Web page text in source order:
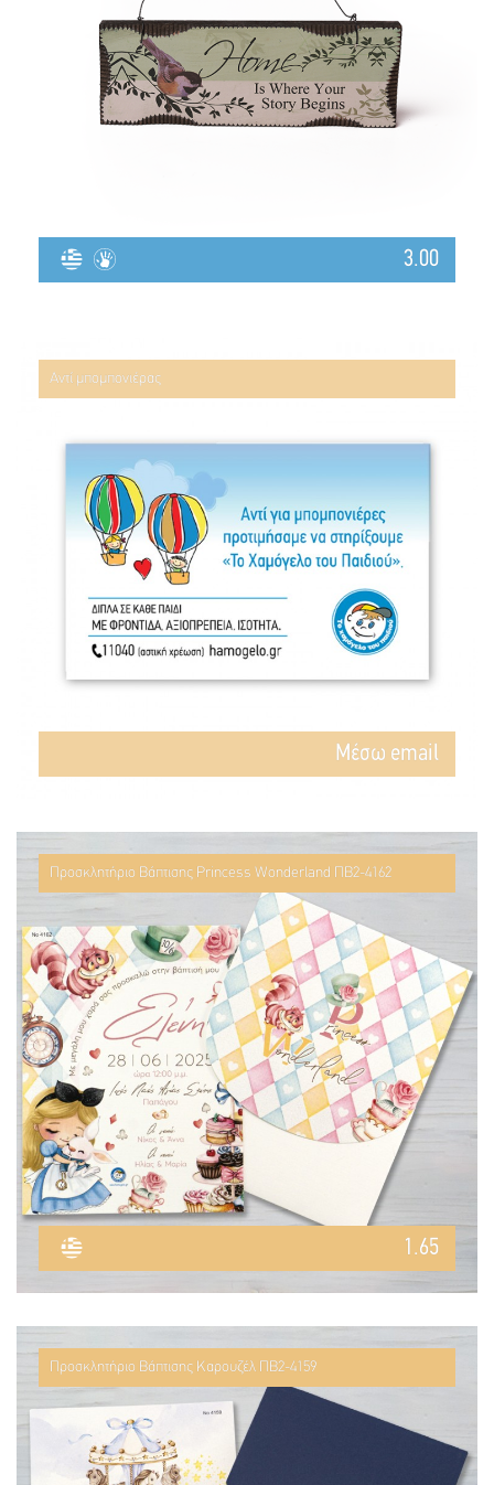
3.00
Αντί μπομπονιέρας
Mέσω email
Προσκλητήριο Βάπτισης Princess Wonderland ΠΒ2-4162
1.65
Προσκλητήριο Βάπτισης Καρουζέλ ΠΒ2-4159